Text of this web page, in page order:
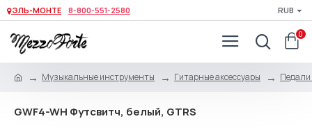
ЭЛЬ-МОНТЕ 8-800-551-2580 RUB
0
Музыкальные инструменты Гитарные аксессуары Педали
GWF4-WH Футсвитч, белый, GTRS